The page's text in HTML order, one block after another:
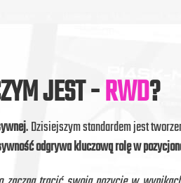
JEST -RWD?
. Dzisiejszym standardem jest
odgrywa kluczową rolę w